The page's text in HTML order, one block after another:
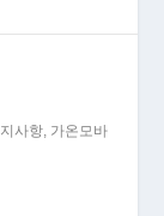
사항, 가온모바